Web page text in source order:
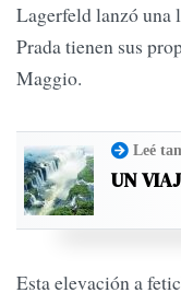
Lagerfeld lanzó una
Prada tienen sus
Maggio.
Leé
UN
Esta elevación a